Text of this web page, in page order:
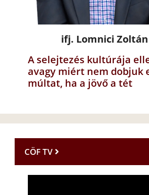
ifj. Lomnici Zoltán
A selejtezés kultúrája
avagy miért nem dobjuk
múltat, ha a jövő a tét
CÖF TV